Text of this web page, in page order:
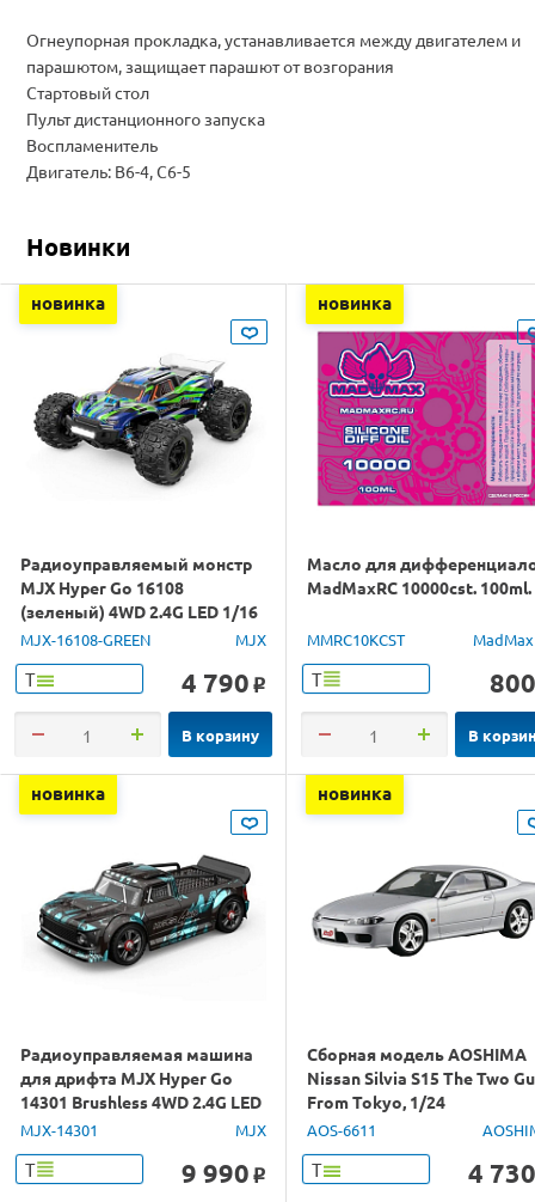
Огнеупорная прокладка, устанавливается между двигателем и
парашютом, защищает парашют от возгорания
Стартовый стол
Пульт дистанционного запуска
Воспламенитель
Двигатель: B6-4, C6-5
Новинки
новинка
Радиоуправляемый монстр
MJX Hyper Go 16108
(зеленый) 4WD 2.4G LED 1/16
RTR
MJX-16108-GREEN MJX
Т 4 790 o
В корзину
новинка
Масло для
MadMaxRC 10000cst. 100ml.
MMRC10KCST
Т 800
В
новинка
Радиоуправляемая машина
для дрифта MJX Hyper Go
14301 Brushless 4WD 2.4G LED
1/14 RTR
MJX-14301 MJX
Т 9 990 o
новинка
Сборная модель AOSHIMA
Nissan Silvia S15 The Two
From Tokyo, 1/24
AOS-6611
Т 4 730